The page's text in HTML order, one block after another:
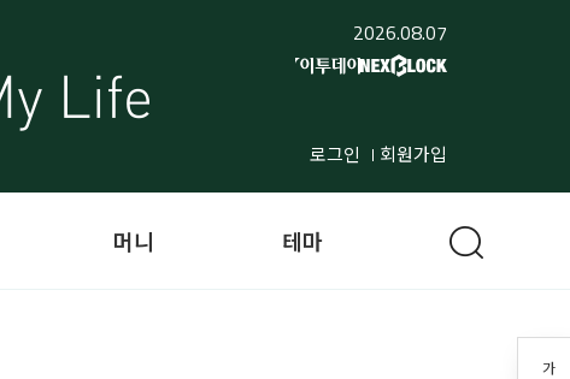
2026.08.07
로그인 회원가입
가
머니 테마